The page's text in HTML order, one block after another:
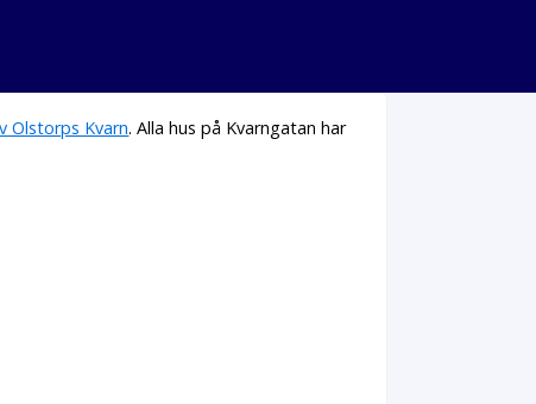
Olstorps Kvarn. Alla hus på Kvarngatan har